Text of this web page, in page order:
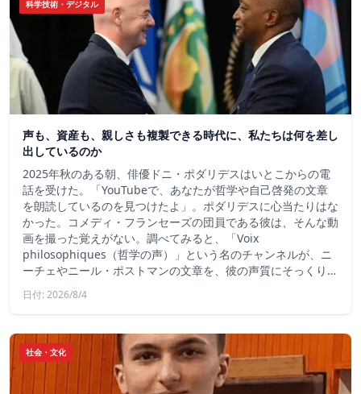
科学技術・デジタル
声も、資産も、親しさも複製できる時代に、私たちは何を差し
出しているのか
2025年秋のある朝、俳優ドニ・ポダリデスはいとこからの電
話を受けた。「YouTubeで、あなたが哲学や自己啓発の文章
を朗読しているのを見つけたよ」。ポダリデスに心当たりはな
かった。コメディ・フランセーズの団員である彼は、そんな動
画を撮った覚えがない。調べてみると、「Voix
philosophiques（哲学の声）」という名のチャンネルが、ニ
ーチェやニール・ポストマンの文章を、彼の声質にそっくり…
日付: 2026/8/4
社会・文化